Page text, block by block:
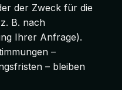
der Zweck für die
B. nach
Ihrer Anfrage).
–
– bleiben